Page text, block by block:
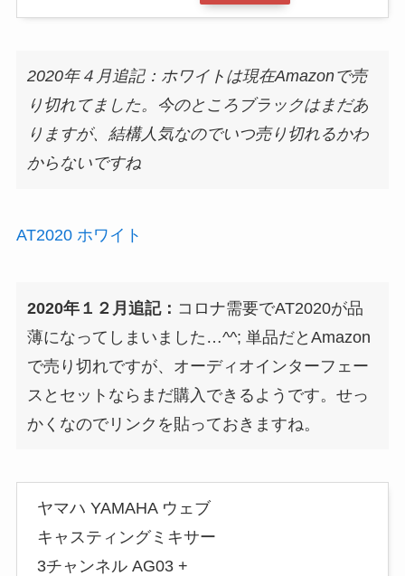
2020年４月追記：ホワイトは現在Amazonで売
り切れてました。今のところブラックはまだあ
りますが、結構人気なのでいつ売り切れるかわ
からないですね
AT2020 ホワイト
2020年１２月追記： コロナ需要でAT2020が品
薄になってしまいました…^^; 単品だとAmazon
で売り切れですが、オーディオインターフェー
スとセットならまだ購入できるようです。せっ
かくなのでリンクを貼っておきますね。
ヤマハ YAMAHA ウェブ
キャスティングミキサー
3チャンネル AG03 +